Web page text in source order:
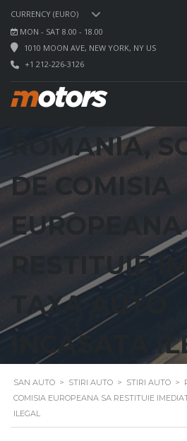
CURRENCY (EURO)
MON - SAT 8.00 - 18.00
1010 MOON AVE, NEW YORK, NY US
+1 212-226-3126
ROMANIA,
DE COMISIA
RESTITUIE
TAXA AUTO
INCASATA
SAN AUTO > STIRI AUTO > STIRI AUTO >
COMISIA EUROPEANA SA RESTITUIE
ILEGAL